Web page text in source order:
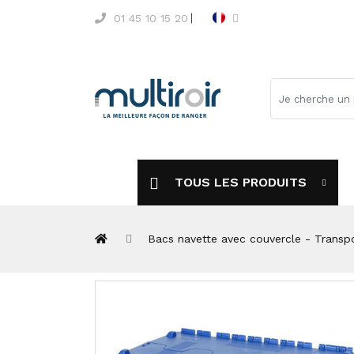
01 45 10 15 20
TOUS LES PRODUITS
Bacs navette avec couvercle -